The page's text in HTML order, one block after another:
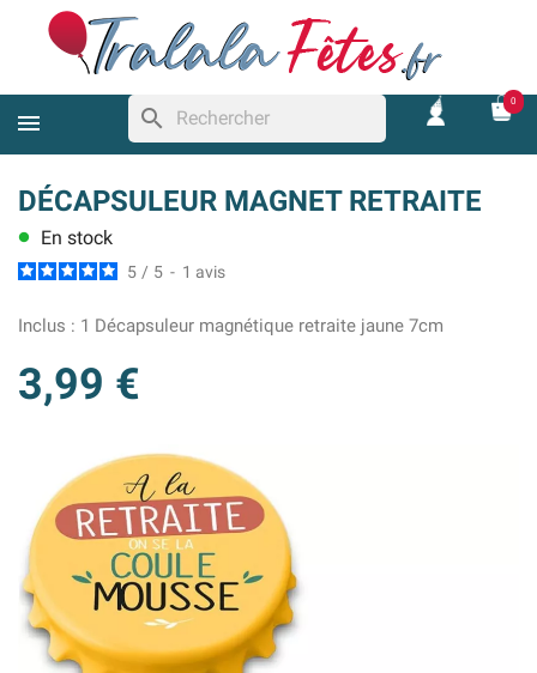
search
0
DÉCAPSULEUR MAGNET RETRAITE
lens En stock
5 / 5 - 1 avis
Inclus : 1 Décapsuleur magnétique retraite jaune 7cm
3,99 €